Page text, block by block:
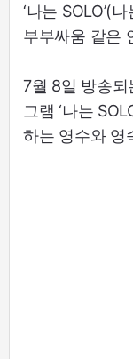
‘나는 SOLO’(
부부싸움 같은
7월 8일 방송되
그램 ‘나는
하는 영수와 영